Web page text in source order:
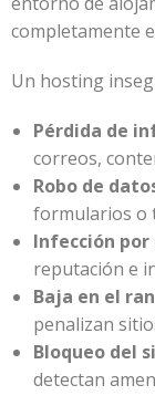
completamente
Un hosting
Pérdida de
correos,
Robo de
formularios o
Infección
reputación e
Baja en el
penalizan
Bloqueo del
detectan